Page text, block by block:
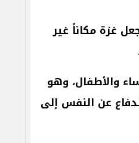
غزة مكاناً غير
والأطفال، وهو
عن النفس إلى